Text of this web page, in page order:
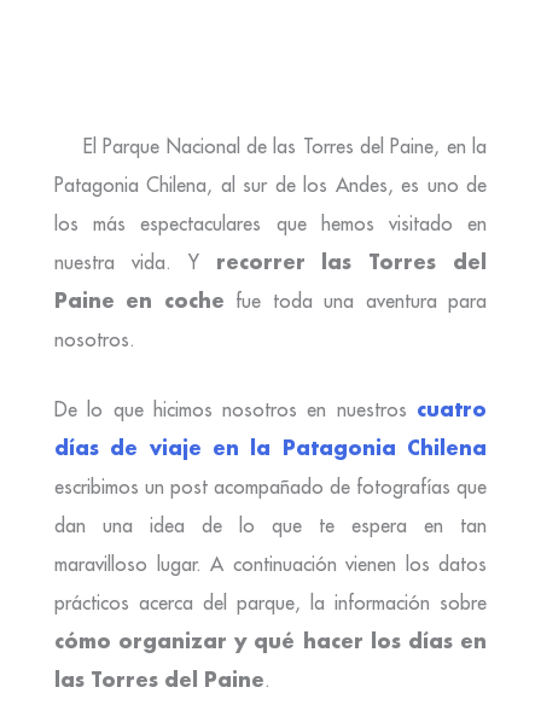
El Parque Nacional de las Torres del Paine, en la
Patagonia Chilena, al sur de los Andes, es uno de
los más espectaculares que hemos visitado en
nuestra vida. Y recorrer las Torres del
Paine en coche fue toda una aventura para
nosotros.
De lo que hicimos nosotros en nuestros cuatro
días de viaje en la Patagonia Chilena
escribimos un post acompañado de fotografías que
dan una idea de lo que te espera en tan
maravilloso lugar. A continuación vienen los datos
prácticos acerca del parque, la información sobre
cómo organizar y qué hacer los días en
las Torres del Paine.